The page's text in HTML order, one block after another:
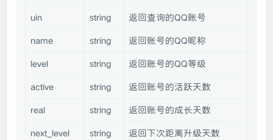
uin
string
返回查询的QQ账号
name
string
返回账号的QQ昵称
level
string
返回账号的QQ等级
active
string
返回账号的活跃天数
real
string
返回账号的成长天数
next_level
string
返回下次距离升级天数